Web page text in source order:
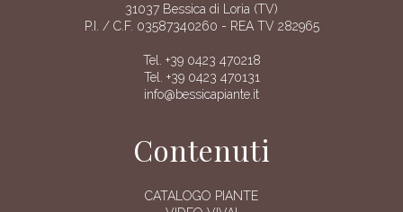
31037 Bessica di Loria (TV)
P.I. / C.F. 03587340260 - REA TV 282965
Tel. +39 0423 470218
Tel. +39 0423 470131
info@bessicapiante.it
Contenuti
CATALOGO PIANTE